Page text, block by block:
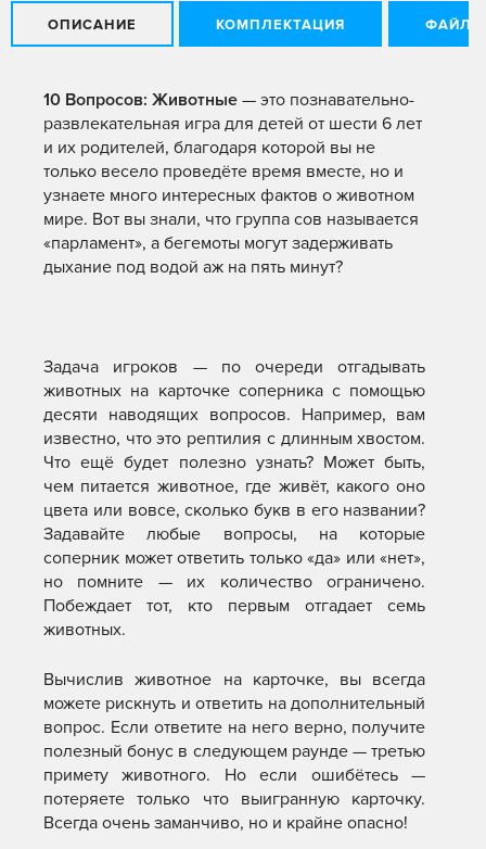
ОПИСАНИЕ КОМПЛЕКТАЦИЯ ФАЙЛЫ
10 Вопросов: Животные — это познавательно-
развлекательная игра для детей от шести 6 лет
и их родителей, благодаря которой вы не
только весело проведёте время вместе, но и
узнаете много интересных фактов о животном
мире. Вот вы знали, что группа сов называется
«парламент», а бегемоты могут задерживать
дыхание под водой аж на пять минут?
Задача игроков — по очереди отгадывать
животных на карточке соперника с помощью
десяти наводящих вопросов. Например, вам
известно, что это рептилия с длинным хвостом.
Что ещё будет полезно узнать? Может быть,
чем питается животное, где живёт, какого оно
цвета или вовсе, сколько букв в его названии?
Задавайте любые вопросы, на которые
соперник может ответить только «да» или «нет»,
но помните — их количество ограничено.
Побеждает тот, кто первым отгадает семь
животных.
Вычислив животное на карточке, вы всегда
можете рискнуть и ответить на дополнительный
вопрос. Если ответите на него верно, получите
полезный бонус в следующем раунде — третью
примету животного. Но если ошибётесь —
потеряете только что выигранную карточку.
Всегда очень заманчиво, но и крайне опасно!